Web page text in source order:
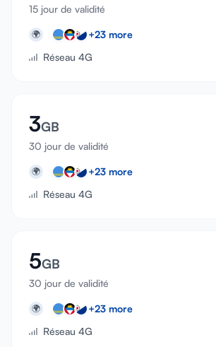
15 jour de validité
🌍 +23 more
Réseau 4G
3GB
30 jour de validité
🌍 +23 more
Réseau 4G
5GB
30 jour de validité
🌍 +23 more
Réseau 4G